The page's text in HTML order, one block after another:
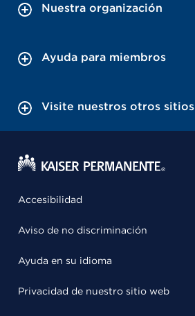
Nuestra organización
Ayuda para miembros
Visite nuestros otros sitios
Accesibilidad
Aviso de no discriminación
Ayuda en su idioma
Privacidad de nuestro sitio web